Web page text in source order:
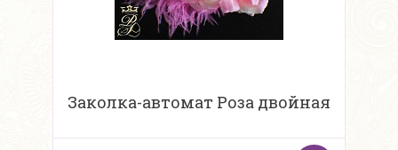
Заколка-автомат Роза двойная